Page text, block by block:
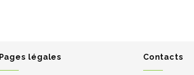
Pages légales Contacts